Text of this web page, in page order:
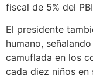
fiscal de 5% del
El presidente
humano,
camuflada en los
cada diez niños